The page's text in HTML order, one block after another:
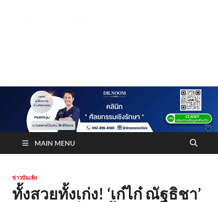
Truststoreonline
MAIN MENU
ข่าวบันเทิง
ทั้งสวยทั้งเก่ง! ‘เก๋ไก๋ ณัฐธิชา’